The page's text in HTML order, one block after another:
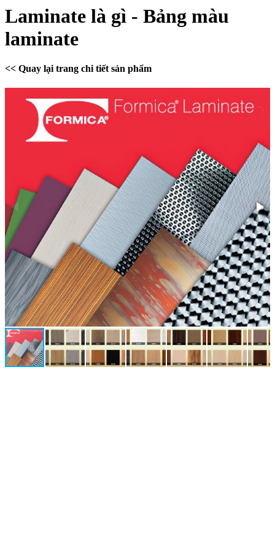
Laminate là gì - Bảng màu
laminate
<< Quay lại trang chi tiết sản phẩm